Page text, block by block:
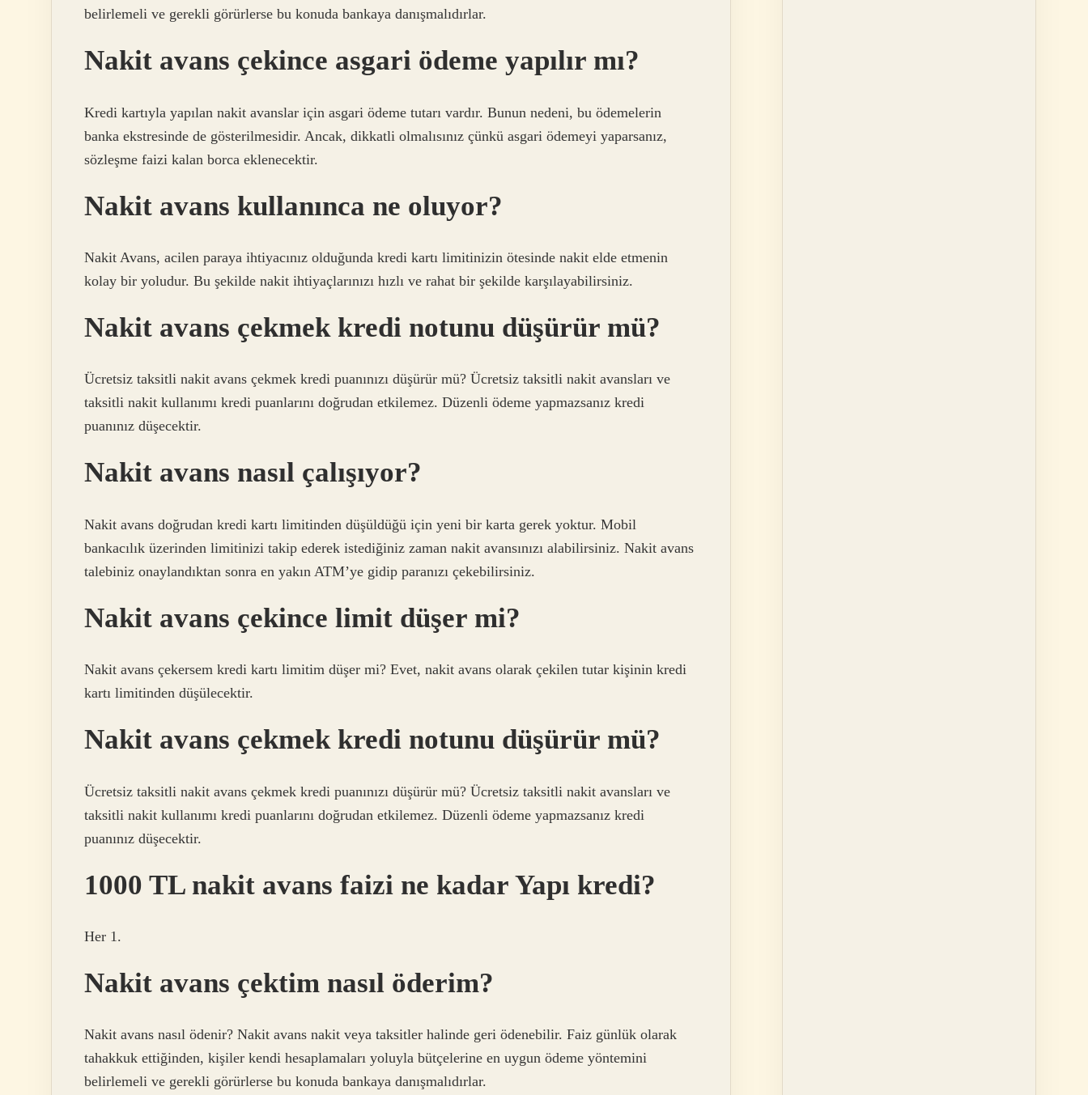
belirlemeli ve gerekli görürlerse bu konuda bankaya danışmalıdırlar.
Nakit avans çekince asgari ödeme yapılır mı?
Kredi kartıyla yapılan nakit avanslar için asgari ödeme tutarı vardır. Bunun nedeni, bu ödemelerin
banka ekstresinde de gösterilmesidir. Ancak, dikkatli olmalısınız çünkü asgari ödemeyi yaparsanız,
sözleşme faizi kalan borca ​​eklenecektir.
Nakit avans kullanınca ne oluyor?
Nakit Avans, acilen paraya ihtiyacınız olduğunda kredi kartı limitinizin ötesinde nakit elde etmenin
kolay bir yoludur. Bu şekilde nakit ihtiyaçlarınızı hızlı ve rahat bir şekilde karşılayabilirsiniz.
Nakit avans çekmek kredi notunu düşürür mü?
Ücretsiz taksitli nakit avans çekmek kredi puanınızı düşürür mü? Ücretsiz taksitli nakit avansları ve
taksitli nakit kullanımı kredi puanlarını doğrudan etkilemez. Düzenli ödeme yapmazsanız kredi
puanınız düşecektir.
Nakit avans nasıl çalışıyor?
Nakit avans doğrudan kredi kartı limitinden düşüldüğü için yeni bir karta gerek yoktur. Mobil
bankacılık üzerinden limitinizi takip ederek istediğiniz zaman nakit avansınızı alabilirsiniz. Nakit avans
talebiniz onaylandıktan sonra en yakın ATM’ye gidip paranızı çekebilirsiniz.
Nakit avans çekince limit düşer mi?
Nakit avans çekersem kredi kartı limitim düşer mi? Evet, nakit avans olarak çekilen tutar kişinin kredi
kartı limitinden düşülecektir.
Nakit avans çekmek kredi notunu düşürür mü?
Ücretsiz taksitli nakit avans çekmek kredi puanınızı düşürür mü? Ücretsiz taksitli nakit avansları ve
taksitli nakit kullanımı kredi puanlarını doğrudan etkilemez. Düzenli ödeme yapmazsanız kredi
puanınız düşecektir.
1000 TL nakit avans faizi ne kadar Yapı kredi?
Her 1.
Nakit avans çektim nasıl öderim?
Nakit avans nasıl ödenir? Nakit avans nakit veya taksitler halinde geri ödenebilir. Faiz günlük olarak
tahakkuk ettiğinden, kişiler kendi hesaplamaları yoluyla bütçelerine en uygun ödeme yöntemini
belirlemeli ve gerekli görürlerse bu konuda bankaya danışmalıdırlar.